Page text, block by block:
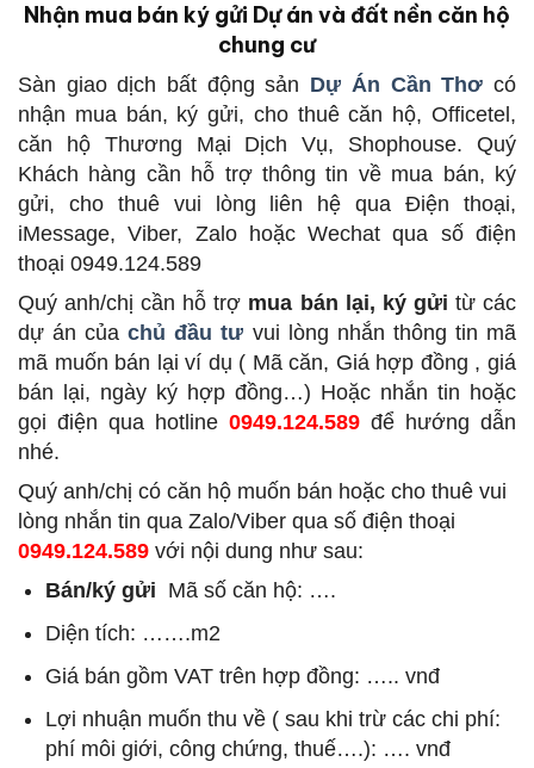
Nhận mua bán ký gửi Dự án và đất nền căn hộ
chung cư
Sàn giao dịch bất động sản Dự Án Cần Thơ có
nhận mua bán, ký gửi, cho thuê căn hộ, Officetel,
căn hộ Thương Mại Dịch Vụ, Shophouse. Quý
Khách hàng cần hỗ trợ thông tin về mua bán, ký
gửi, cho thuê vui lòng liên hệ qua Điện thoại,
iMessage, Viber, Zalo hoặc Wechat qua số điện
thoại 0949.124.589
Quý anh/chị cần hỗ trợ mua bán lại, ký gửi từ các
dự án củachủ đầu tư vui lòng nhắn thông tin mã
mã muốn bán lại ví dụ ( Mã căn, Giá hợp đồng , giá
bán lại, ngày ký hợp đồng…) Hoặc nhắn tin hoặc
gọi điện qua hotline 0949.124.589 để hướng dẫn
nhé.
Quý anh/chị có căn hộ muốn bán hoặc cho thuê vui
lòng nhắn tin qua Zalo/Viber qua số điện thoại
0949.124.589 với nội dung như sau:
Bán/ký gửi Mã số căn hộ: ….
Diện tích: …….m2
Giá bán gồm VAT trên hợp đồng: ….. vnđ
Lợi nhuận muốn thu về ( sau khi trừ các chi phí:
phí môi giới, công chứng, thuế….): …. vnđ